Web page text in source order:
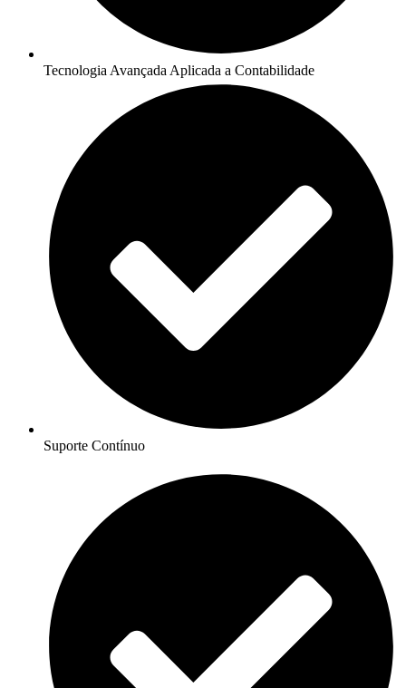
Tecnologia Avançada Aplicada a Contabilidade
Suporte Contínuo